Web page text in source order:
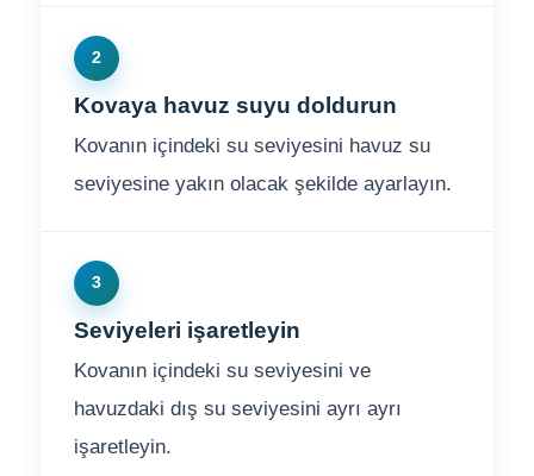
2
Kovaya havuz suyu doldurun
Kovanın içindeki su seviyesini havuz su
seviyesine yakın olacak şekilde ayarlayın.
3
Seviyeleri işaretleyin
Kovanın içindeki su seviyesini ve
havuzdaki dış su seviyesini ayrı ayrı
işaretleyin.